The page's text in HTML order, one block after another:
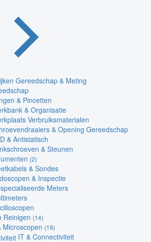
Gereedschap & Meting
& Pincetten
& Organisatie
Verbruiksmaterialen
& Opening Gereedschap
& Antistatisch
& Steunen
(2)
& Sondes
& Inspectie
Meters
Reinigen (14)
Microscopen (19)
IT & Connectiviteit